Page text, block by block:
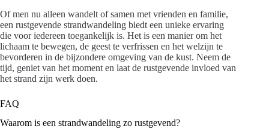
Of men nu alleen wandelt of samen met vrienden en familie,
een rustgevende strandwandeling biedt een unieke ervaring
die voor iedereen toegankelijk is. Het is een manier om het
lichaam te bewegen, de geest te verfrissen en het welzijn te
bevorderen in de bijzondere omgeving van de kust. Neem de
tijd, geniet van het moment en laat de rustgevende invloed van
het strand zijn werk doen.
FAQ
Waarom is een strandwandeling zo rustgevend?